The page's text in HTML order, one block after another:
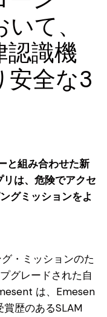
て、
認識機
安全な3
組み合わせた新
は、危険でアクセ
グミッションをよ
・ミッションのた
グレードされた自
は、Emesen
歴のあるSLAM